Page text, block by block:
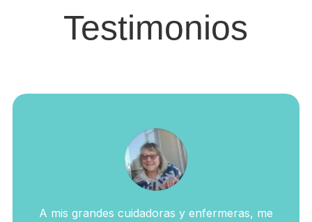
Testimonios
A mis grandes cuidadoras y enfermeras, me